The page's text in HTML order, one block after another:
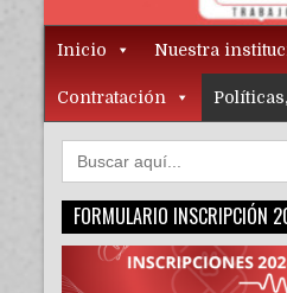
Inicio Nuestra
Contratación
Buscar:
FORMULARIO INSCRIPCIÓN